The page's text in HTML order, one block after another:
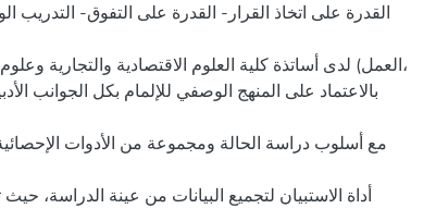
القدرة على اتخاذ القرار- القدرة على التفوق- التدريب
العمل) لدى أساتذة كلية العلوم الاقتصادية والتجارية
بالاعتماد على المنهج الوصفي للإلمام بكل الجوانب
مع أسلوب دراسة الحالة ومجموعة من الأدوات
أداة الاستبيان لتجميع البيانات من عينة الدراسة،